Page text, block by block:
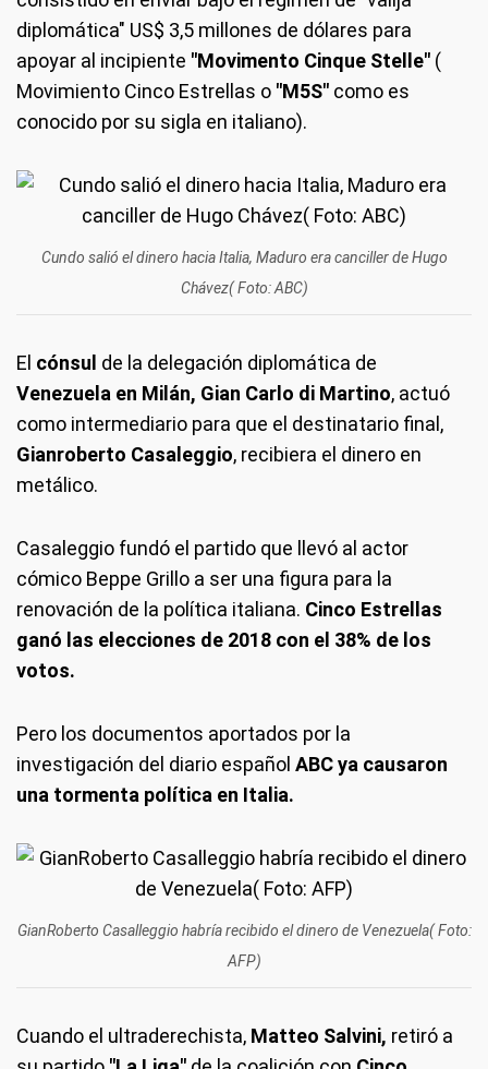
diplomática" US$ 3,5 millones de dólares para
apoyar al incipiente "Movimento Cinque Stelle" (
Movimiento Cinco Estrellas o "M5S" como es
conocido por su sigla en italiano).
Cundo salió el dinero hacia Italia, Maduro era canciller de Hugo
Chávez( Foto: ABC)
El cónsul de la delegación diplomática de
Venezuela en Milán, Gian Carlo di Martino, actuó
como intermediario para que el destinatario final,
Gianroberto Casaleggio, recibiera el dinero en
metálico.
Casaleggio fundó el partido que llevó al actor
cómico Beppe Grillo a ser una figura para la
renovación de la política italiana. Cinco Estrellas
ganó las elecciones de 2018 con el 38% de los
votos.
Pero los documentos aportados por la
investigación del diario español ABC ya causaron
una tormenta política en Italia.
GianRoberto Casalleggio habría recibido el dinero de Venezuela( Foto:
AFP)
Cuando el ultraderechista, Matteo Salvini, retiró a